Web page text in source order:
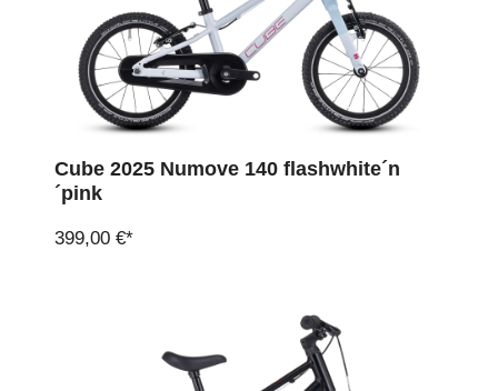
Cube 2025 Numove 140 flashwhite´n
´pink
399,00 €*